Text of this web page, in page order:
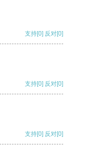
支持[0] 反对[0]
支持[0] 反对[0]
支持[0] 反对[0]